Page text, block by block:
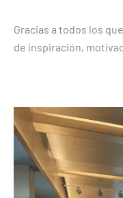
Gracias a todos los
de inspiración,